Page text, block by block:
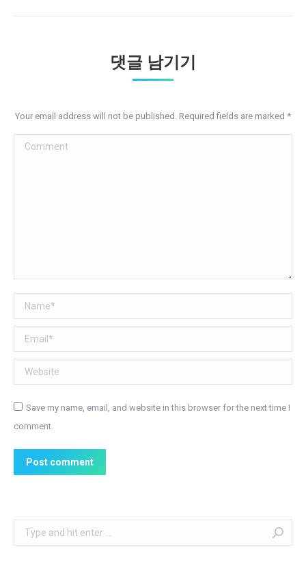
댓글 남기기
Your email address will not be published. Required fields are marked *
Comment
Name *
Email *
Website
Save my name, email, and website in this browser for the next time I
comment.
Post comment
Search: